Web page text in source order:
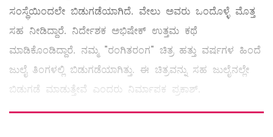
ಸಂಸ್ಥೆಯಿಂದಲೇ ಬಿಡುಗಡೆಯಾಗಿದೆ. ವೇಲು ಅವರು ಒಂದೊಳ್ಳೆ ಮೊತ್ತ‌
ಸಹ ನೀಡಿದ್ದಾರೆ. ನಿರ್ದೇಶಕ ಅಭಿಷೇಕ್ ಉತ್ತಮ ಕಥೆ
ಮಾಡಿಕೊಂಡಿದ್ದಾರೆ. ನಮ್ಮ "ರಂಗಿತರಂಗ" ಚಿತ್ರ ಹತ್ತು ವರ್ಷಗಳ ಹಿಂದೆ
ಜುಲೈ ತಿಂಗಳಲ್ಲಿ ಬಿಡುಗಡೆಯಾಗಿತ್ತು. ಈ ಚಿತ್ರವನ್ನು ಸಹ‌ ಜುಲೈನಲ್ಲೇ
ಬಿಡುಗಡೆ ಮಾಡುತ್ತೇವೆ ಎಂದರು ನಿರ್ಮಾಪಕ ಪ್ರಕಾಶ್.